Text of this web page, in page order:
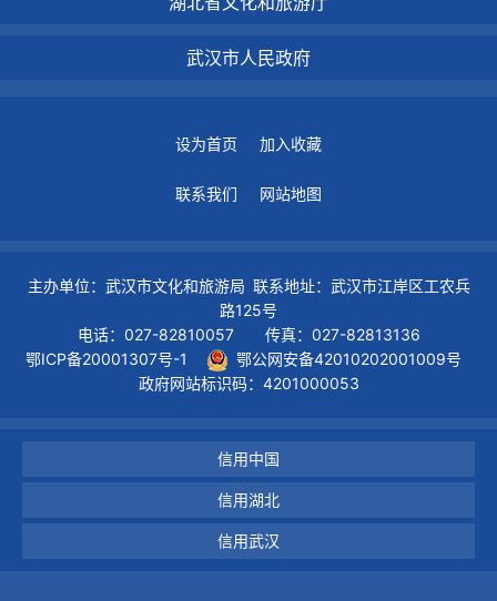
武汉市人民政府
设为首页 加入收藏
联系我们 网站地图
主办单位：武汉市文化和旅游局 联系地址：武汉市江岸区工农兵
路125号
电话：027-82810057 传真：027-82813136
鄂ICP备20001307号-1
鄂公网安备42010202001009号
政府网站标识码：4201000053
信用中国
信用湖北
信用武汉